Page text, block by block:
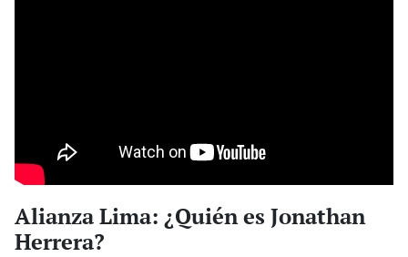
Alianza Lima: ¿Quién es Jonathan
Herrera?